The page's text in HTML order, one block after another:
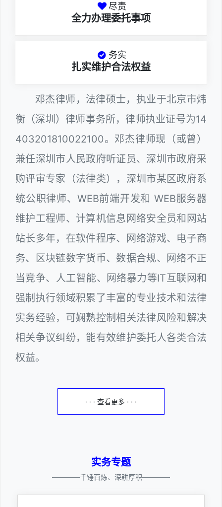
尽责
全力办理委托事项
务实
扎实维护合法权益
邓杰律师，法律硕士，执业于北京市炜
衡（深圳）律师事务所，律师执业证号为14
403201810022100。邓杰律师现（或曾）
兼任深圳市人民政府听证员、深圳市政府采
购评审专家（法律类），深圳市某区政府系
统公职律师、WEB前端开发和 WEB服务器
维护工程师、计算机信息网络安全员和网站
站长多年，在软件程序、网络游戏、电子商
务、区块链数字货币、数据合规、网络不正
当竞争、人工智能、网络暴力等IT互联网和
强制执行领域积累了丰富的专业技术和法律
实务经验，可娴熟控制相关法律风险和解决
相关争议纠纷，能有效维护委托人各类合法
权益。
· · · 查看更多 · · ·
实务专题
————千锤百炼、深耕厚积————